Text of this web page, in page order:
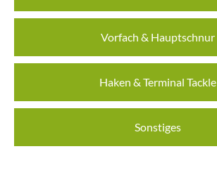
Vorfach & Hauptschnur
Haken & Terminal Tackle
Sonstiges